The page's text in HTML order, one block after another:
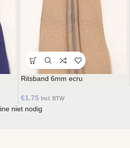
Ritsband 6mm ecru
€1.75 Incl. BTW
niet nodig